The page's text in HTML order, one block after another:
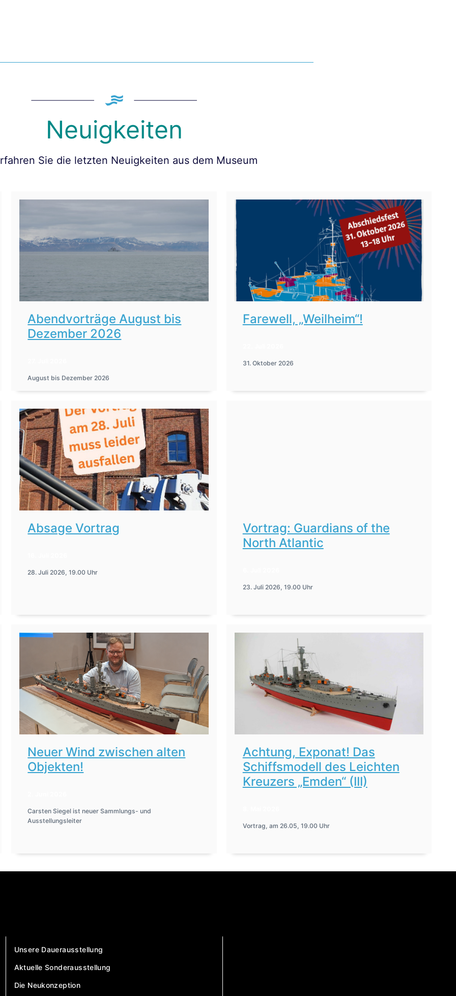
Neuigkeiten
Sie die letzten Neuigkeiten aus dem Museum
Abendvorträge August bis
Dezember 2026
August bis Dezember 2026
Farewell, „Weilheim“!
31. Oktober 2026
Absage Vortrag
28. Juli 2026, 19.00 Uhr
Vortrag: Guardians of the
North Atlantic
23. Juli 2026, 19.00 Uhr
Neuer Wind zwischen alten
Objekten!
Carsten Siegel ist neuer Sammlungs- und
Ausstellungsleiter
Achtung, Exponat! Das
Schiffsmodell des Leichten
Kreuzers „Emden“ (III)
Vortrag, am 26.05, 19.00 Uhr
Unsere Dauerausstellung
Aktuelle Sonderausstellung
Die Neukonzeption